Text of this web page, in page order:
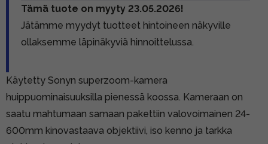
Tämä tuote on myyty 23.05.2026!
Jätämme myydyt tuotteet hintoineen näkyville
ollaksemme läpinäkyviä hinnoittelussa.
Käytetty Sonyn superzoom-kamera
huippuominaisuuksilla pienessä koossa. Kameraan on
saatu mahtumaan samaan pakettiin valovoimainen 24-
600mm kinovastaava objektiivi, iso kenno ja tarkka